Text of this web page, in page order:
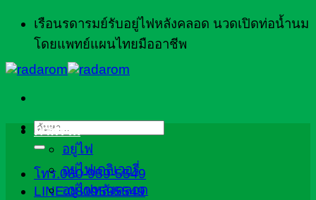
ข้าม
ยัง
เรือนรดารมย์รับอยู่ไฟหลังคลอด นวดเปิดท่อน้ำนม
โดยแพทย์แผนไทยมืออาชีพ
ค้นหา:
โทร.080-959-5549
LINE:0809595549
ภาพรวม
อยู่ไฟ
อยู่ไฟเดลิเวอรี่
อยู่ไฟหลังคลอด